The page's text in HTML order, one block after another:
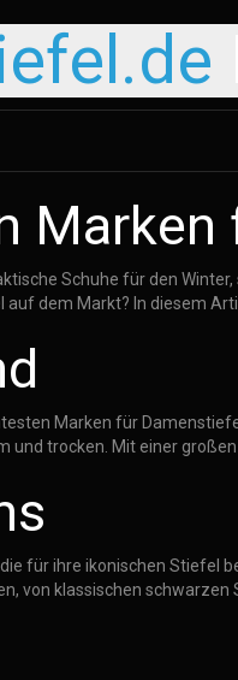
Schuhe für den
dem Markt? In diesem
Marken für
und trocken. Mit einer
für ihre ikonischen Stiefel
von klassischen